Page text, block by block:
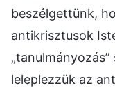
beszélgettünk,
antikrisztusok
leleplezzük az